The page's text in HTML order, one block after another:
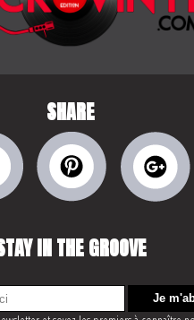
SHARE
IN THE GROOVE